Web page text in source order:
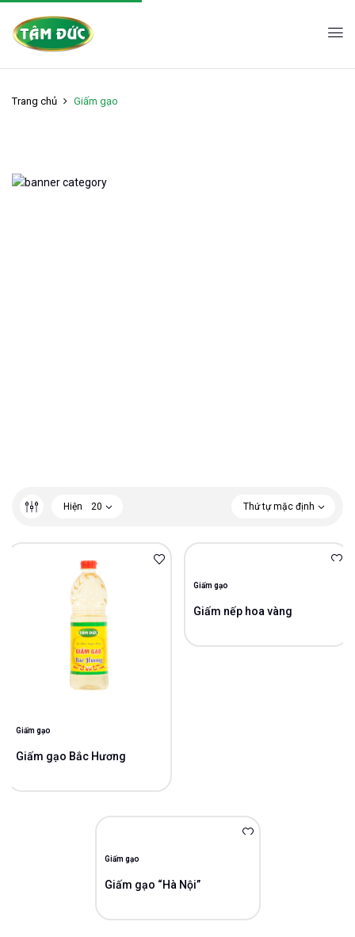
Trang chủ Giấm gạo
Thứ tự mặc định
Hiện 20
Giấm gạo
Giấm gạo Bắc Hương
Giấm gạo
Giấm nếp hoa vàng
Giấm gạo
Giấm gạo “Hà Nội”